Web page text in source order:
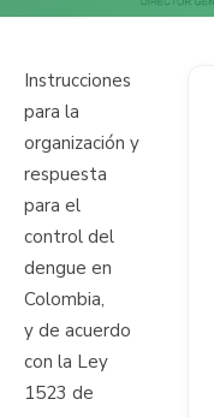
Instrucciones
para la
organización y
respuesta
para el
control del
dengue en
Colombia,
y de acuerdo
con la Ley
1523 de